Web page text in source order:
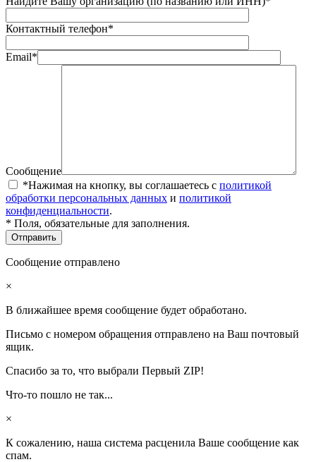
Контактный телефон*
Email*
Сообщение
*Нажимая на кнопку, вы соглашаетесь с политикой
обработки персональных данных и политикой
конфиденциальности.
* Поля, обязательные для заполнения.
Сообщение отправлено
×
В ближайшее время сообщение будет обработано.
Письмо с номером обращения отправлено на Ваш почтовый
ящик.
Спасибо за то, что выбрали Первый ZIP!
Что-то пошло не так...
×
К сожалению, наша система расценила Ваше сообщение как
спам.